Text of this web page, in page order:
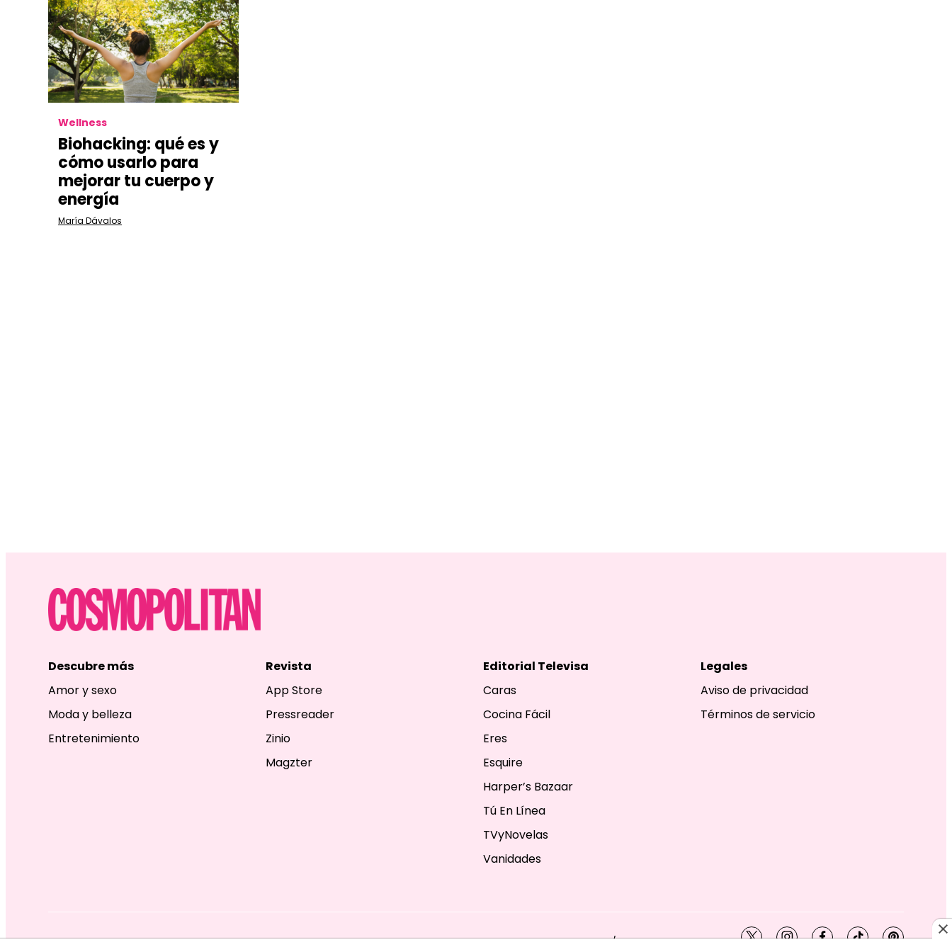
Wellness
Biohacking: qué es y
cómo usarlo para
mejorar tu cuerpo y
energía
María Dávalos
Descubre más
Amor y sexo
Moda y belleza
Entretenimiento
Revista
App Store
Pressreader
Zinio
Magzter
Editorial Televisa
Caras
Cocina Fácil
Eres
Esquire
Harper’s Bazaar
Tú En Línea
TVyNovelas
Vanidades
Legales
Aviso de privacidad
Términos de servicio
EDITORIAL TELEVISA S.A. DE C.V. TODOS LOS DERECHOS RESERVADOS. TBG - EDITORIAL TELEVISA - LIFESTYLES - BEAUTY / FASHION twitterinstagramfacebook
tiktokpinterest